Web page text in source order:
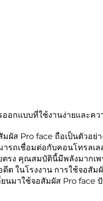
ออกแบบที่ใช้งานง่ายและค
มผัส Pro face ถือเป็นตัวอ
ารถเชื่อมต่อกับคอนโทรลเ
ตรง คุณสมบัตินี้มีพลังมากเพ
ดีต ในโรงงาน การใช้จอสัม
ยนมาใช้จอสัมผัส Pro face